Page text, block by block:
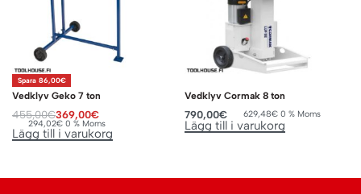
Spara 86,00€
Vedklyv Geko 7 ton
455,00€369,00€
294,02€ 0 % Moms
Lägg till i varukorg
Vedklyv Cormak 8 ton
790,00€ 629,48€ 0 % Moms
Lägg till i varukorg